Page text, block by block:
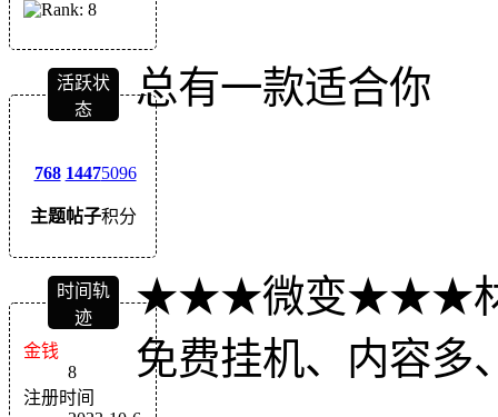
活跃状
态
768
主题
1447
帖子
5096
积分
时间轨
迹
金钱
8
注册时间
总有一款适合你
★★★微变★★★材
免费挂机、内容